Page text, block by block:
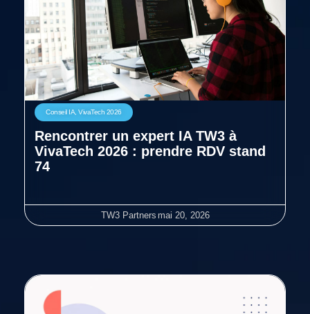
Conseil IA, VivaTech 2026
Rencontrer un expert IA TW3 à
VivaTech 2026 : prendre RDV stand
74
TW3 Partners mai 20, 2026